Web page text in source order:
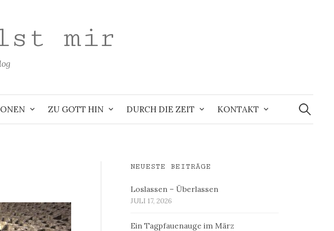
mir
ZU GOTT HIN DURCH DIE ZEIT KONTAKT
Suchen
nach:
NEUESTE BEITRÄGE
Loslassen – Überlassen
JULI 17, 2026
Ein Tagpfauenauge im März